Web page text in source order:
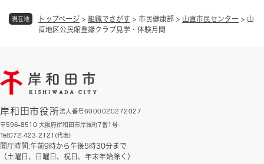
現在地 トップページ > 組織でさがす > 市民健康部 > 山直市民センター > 山
直地区公民館登録クラブ見学・体験月間
岸和田市役所法人番号6000020272027
〒596-8510 大阪府岸和田市岸城町7番1号
Tel:072-423-2121(代表)
開庁時間:午前9時から午後5時30分まで
（土曜日、日曜日、祝日、年末年始除く）